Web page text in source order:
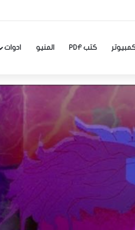
كتب PDF المنيو ادوات